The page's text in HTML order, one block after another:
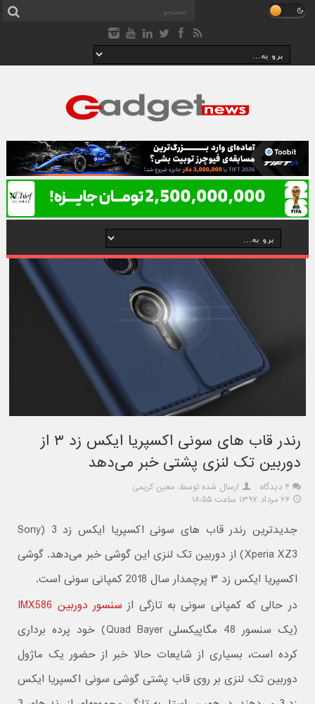
رندر قاب های سونی اکسپریا ایکس زد ۳ از
دوربین تک لنزی پشتی خبر می‌دهد
۴ دیدگاه
ارسال شده توسط: معین کریمی
۲۶ مرداد ۱۳۹۷ ساعت ۱۸:۵۵
جدیدترین رندر قاب های سونی اکسپریا ایکس زد 3 (Sony
Xperia XZ3) از دوربین تک لنزی این گوشی خبر می‌دهد. گوشی
اکسپریا ایکس زد ۳ پرچمدار سال 2018 کمپانی سونی است.
در حالی که کمپانی سونی به تازگی از سنسور دوربین IMX586
(یک سنسور 48 مگاپیکسلی Quad Bayer) خود پرده برداری
کرده است، بسیاری از شایعات حالا خبر از حضور یک ماژول
دوربین تک لنزی بر روی قاب پشتی گوشی سونی اکسپریا ایکس